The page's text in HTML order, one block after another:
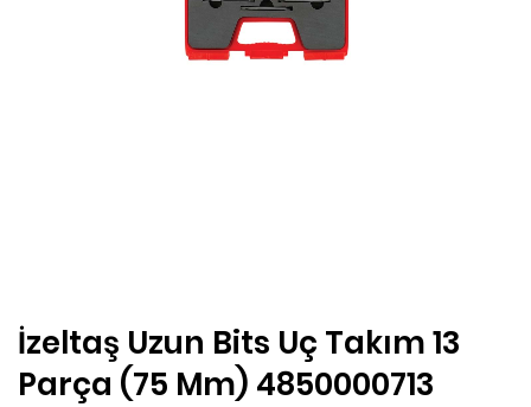
İzeltaş Uzun Bits Uç Takım 13
Parça (75 Mm) 4850000713